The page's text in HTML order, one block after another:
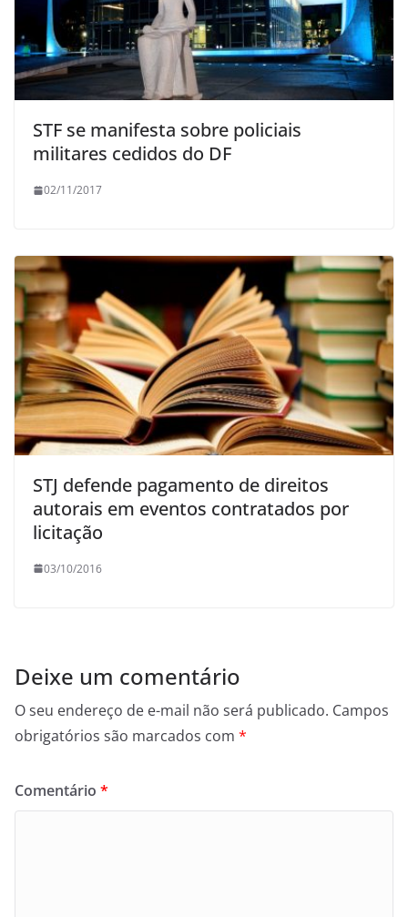
STF se manifesta sobre policiais
militares cedidos do DF
02/11/2017
STJ defende pagamento de direitos
autorais em eventos contratados por
licitação
03/10/2016
Deixe um comentário
O seu endereço de e-mail não será publicado. Campos
obrigatórios são marcados com *
Comentário *